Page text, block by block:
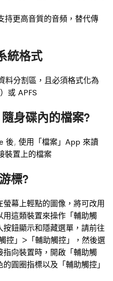
持更高音質的音頻，替代傳
統格式
料分割區，且必須格式化為
或 APFS
身碟內的檔案?
後, 使用「檔案」App 來讀
裝置上的檔案
標?
幕上輕點的圖像，將可改用
這類裝置來操作「輔助觸
鈕顯示和隱藏選單，請前往
控」>「輔助觸控」，然後選
向裝置時，開啟「輔助觸
圓圈指標以及「輔助觸控」